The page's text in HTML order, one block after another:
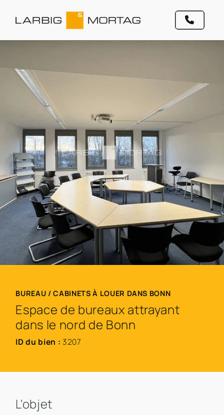
BUREAU / CABINETS À LOUER DANS BONN
Espace de bureaux attrayant
dans le nord de Bonn
ID du bien : 3207
L'objet